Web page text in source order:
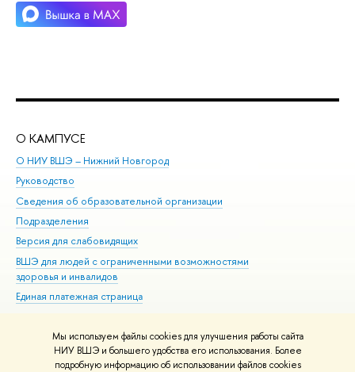
Мы используем файлы cookies для улучшения работы сайта
НИУ ВШЭ и большего удобства его использования. Более
подробную информацию об использовании файлов cookies
О КАМПУСЕ
О НИУ ВШЭ – Нижний Новгород
Руководство
Сведения об образовательной организации
Подразделения
Версия для слабовидящих
ВШЭ для людей с ограниченными возможностями
здоровья и инвалидов
Единая платежная страница